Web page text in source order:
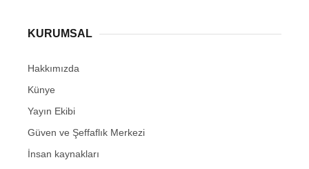
KURUMSAL
Hakkımızda
Künye
Yayın Ekibi
Güven ve Şeffaflık Merkezi
İnsan kaynakları